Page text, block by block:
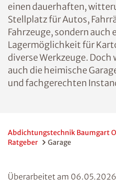
einen dauerhaften,
Stellplatz für Autos,
Fahrzeuge, sondern auch
Lagermöglichkeit für
diverse Werkzeuge. Doch
auch die heimische
und fachgerechten
Abdichtungstechnik Baumgart
Ratgeber
Garage
Überarbeitet am 06.05.2026